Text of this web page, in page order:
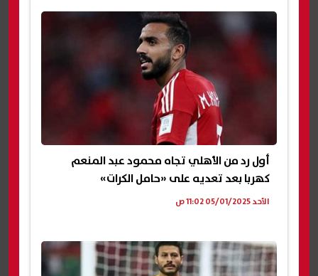
أول رد من الأهلي تجاه محمود عبد المنعم
كهربا بعد تعديه على «حامل الكرات»
الأحد 05/01/2025 11:02 ص